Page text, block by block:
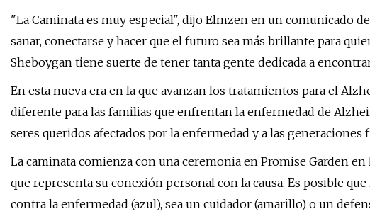
"La Caminata es muy especial", dijo Elmzen en un comunicado
sanar, conectarse y hacer que el futuro sea más brillante para
Sheboygan tiene suerte de tener tanta gente dedicada a encontrar
En esta nueva era en la que avanzan los tratamientos para el
diferente para las familias que enfrentan la enfermedad de
seres queridos afectados por la enfermedad y a las generaciones
La caminata comienza con una ceremonia en Promise Garden
que representa su conexión personal con la causa. Es posible
contra la enfermedad (azul), sea un cuidador (amarillo) o un